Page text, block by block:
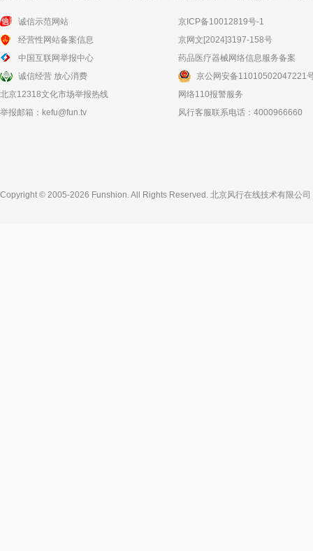
诚信示范网站
经营性网站备案信息
中国互联网举报中心
诚信经营 放心消费
北京12318文化市场举报热线
举报邮箱： kefu@fun.tv
京ICP备10012819号-1
京网文[2024]3197-158号
药品医疗器械网络信息服务备案
京公网安备11010502047221
网络110报警服务
风行客服联系电话：4000966660
Copyright © 2005-2026 Funshion. All Rights Reserved. 北京风行在线技术有限公司